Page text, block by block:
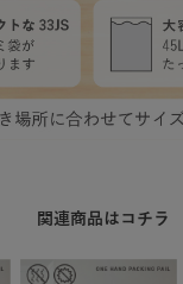
関連商品はコチラ